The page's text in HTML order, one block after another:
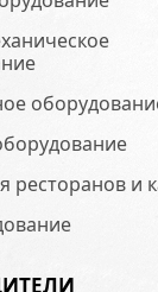
ресторанов и